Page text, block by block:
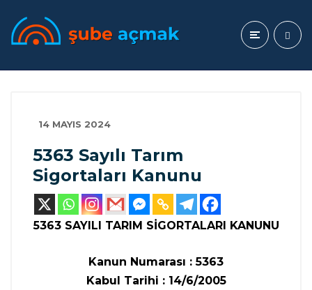
14 MAYIS 2024
5363 Sayılı Tarım
Sigortaları Kanunu
5363 SAYILI TARIM SİGORTALARI KANUNU
Kanun Numarası : 5363
Kabul Tarihi : 14/6/2005